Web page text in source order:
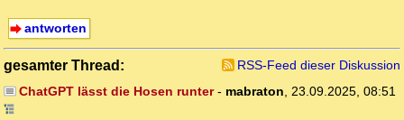
antworten
gesamter Thread:
RSS-Feed dieser Diskussion
ChatGPT lässt die Hosen runter- mabraton, 23.09.2025, 08:51